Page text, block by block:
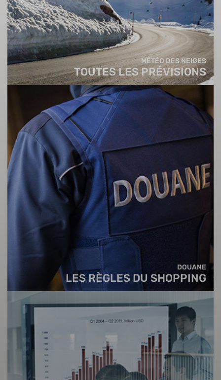
MÉTÉO DES NEIGES
TOUTES LES PRÉVISIONS
DOUANE
LES RÈGLES DU SHOPPING